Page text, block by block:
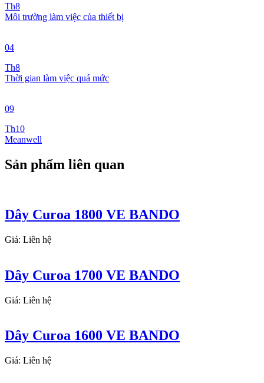
Th8
Môi trường làm việc của thiết bị
04
Th8
Thời gian làm việc quá mức
09
Th10
Meanwell
Sản phẩm liên quan
Dây Curoa 1800 VE BANDO
Giá: Liên hệ
Dây Curoa 1700 VE BANDO
Giá: Liên hệ
Dây Curoa 1600 VE BANDO
Giá: Liên hệ